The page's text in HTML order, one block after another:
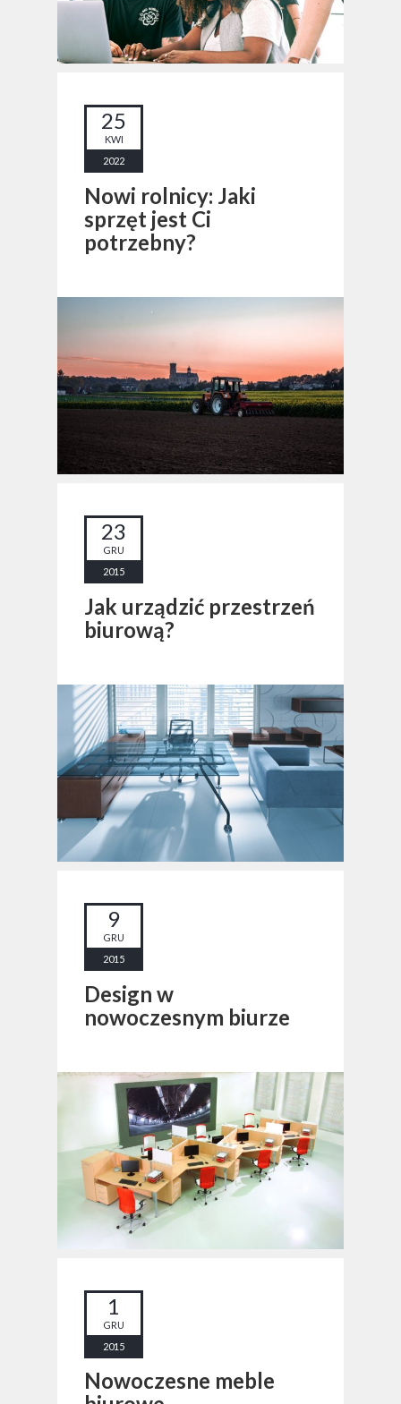
25
KWI
2022
Nowi rolnicy: Jaki
sprzęt jest Ci
potrzebny?
23
GRU
2015
Jak urządzić przestrzeń
biurową?
9
GRU
2015
Design w
nowoczesnym biurze
1
GRU
2015
Nowoczesne meble